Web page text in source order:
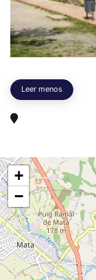
Leer menos
+
−